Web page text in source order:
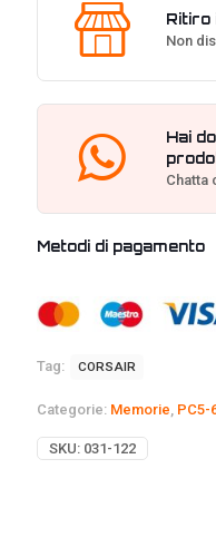
Ritiro
Non
Hai
Chatta
Metodi di pagamento
Tag: CORSAIR
Categorie: Memorie, PC5-
SKU: 031-122